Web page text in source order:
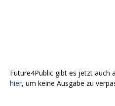
Future4Public gibt es jetzt auch
hier, um keine Ausgabe zu